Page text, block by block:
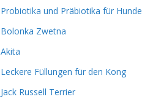
Probiotika und Präbiotika für Hunde
Bolonka Zwetna
Akita
Leckere Füllungen für den Kong
Jack Russell Terrier